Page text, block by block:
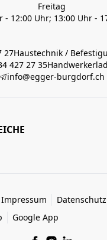
Freitag
- 12:00 Uhr; 13:00 Uhr -
27Haustechnik /
427 27 35
info@egger-burgdorf.ch
Impressum Datenschutz
Google App